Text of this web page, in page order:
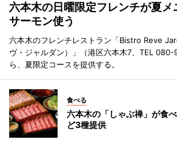
六本木の日曜限定フレンチが夏
サーモン使う
六本木のフレンチレストラン「Bistro Reve
ヴ・ジャルダン）」（港区六本木7、TEL
ら、夏限定コースを提供する。
食べる
六本木の「しゃぶ禅」が食
ど3種提供